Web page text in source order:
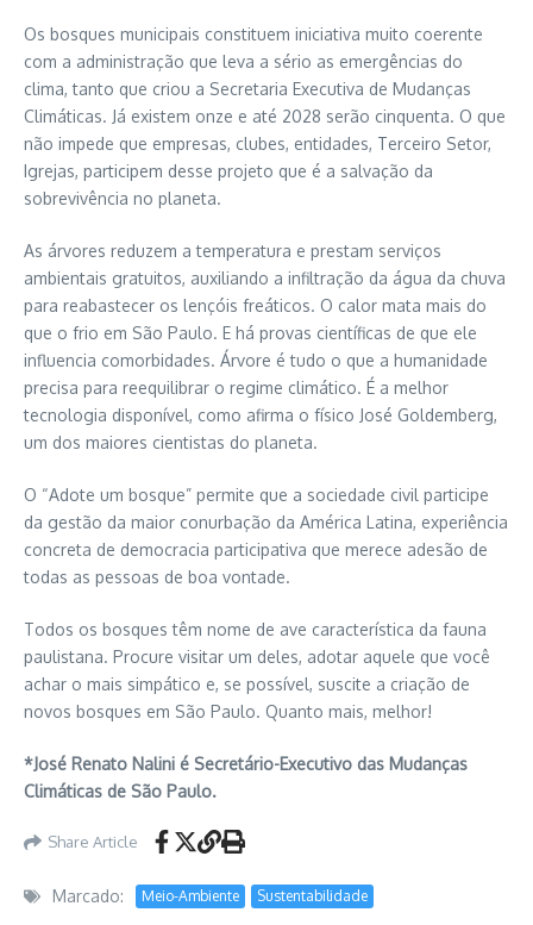
Os bosques municipais constituem iniciativa muito coerente
com a administração que leva a sério as emergências do
clima, tanto que criou a Secretaria Executiva de Mudanças
Climáticas. Já existem onze e até 2028 serão cinquenta. O que
não impede que empresas, clubes, entidades, Terceiro Setor,
Igrejas, participem desse projeto que é a salvação da
sobrevivência no planeta.
As árvores reduzem a temperatura e prestam serviços
ambientais gratuitos, auxiliando a infiltração da água da chuva
para reabastecer os lençóis freáticos. O calor mata mais do
que o frio em São Paulo. E há provas científicas de que ele
influencia comorbidades. Árvore é tudo o que a humanidade
precisa para reequilibrar o regime climático. É a melhor
tecnologia disponível, como afirma o físico José Goldemberg,
um dos maiores cientistas do planeta.
O “Adote um bosque” permite que a sociedade civil participe
da gestão da maior conurbação da América Latina, experiência
concreta de democracia participativa que merece adesão de
todas as pessoas de boa vontade.
Todos os bosques têm nome de ave característica da fauna
paulistana. Procure visitar um deles, adotar aquele que você
achar o mais simpático e, se possível, suscite a criação de
novos bosques em São Paulo. Quanto mais, melhor!
*José Renato Nalini é Secretário-Executivo das Mudanças
Climáticas de São Paulo.
Share Article
Marcado: Meio-Ambiente Sustentabilidade